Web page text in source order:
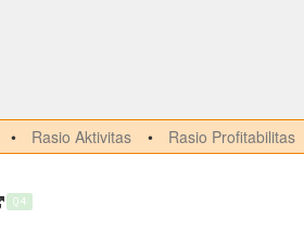
Rasio Aktivitas Rasio Profitabilitas
Q4